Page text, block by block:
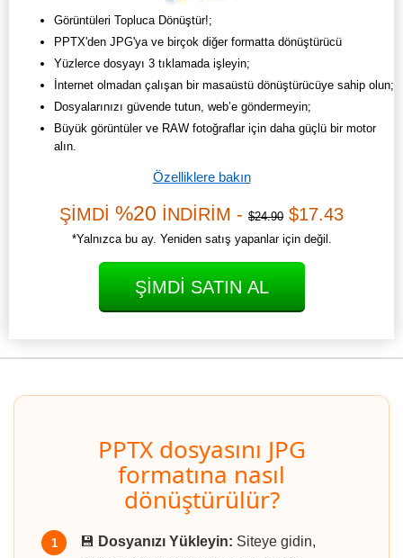
Görüntüleri Topluca Dönüştür!;
PPTX'den JPG'ya ve birçok diğer formatta dönüştürücü
Yüzlerce dosyayı 3 tıklamada işleyin;
İnternet olmadan çalışan bir masaüstü dönüştürücüye sahip olun;
Dosyalarınızı güvende tutun, web’e göndermeyin;
Büyük görüntüler ve RAW fotoğraflar için daha güçlü bir motor
alın.
Özelliklere bakın
ŞİMDİ %20 İNDİRİM - $24.90 $17.43
*Yalnızca bu ay. Yeniden satış yapanlar için değil.
ŞIMDI SATIN AL
PPTX dosyasını JPG
formatına nasıl
dönüştürülür?
1 💾 Dosyanızı Yükleyin: Siteye gidin,